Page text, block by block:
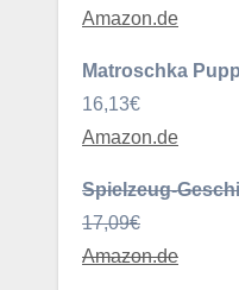
Amazon.de
Matroschka
16,13€
Amazon.de
Spielzeug-
17,09€
Amazon.de